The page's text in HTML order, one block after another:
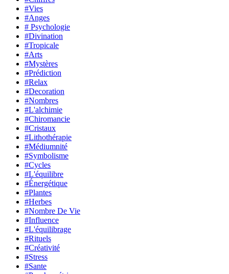
#Vies
#Anges
# Psychologie
#Divination
#Tropicale
#Arts
#Mystères
#Prédiction
#Relax
#Decoration
#Nombres
#L'alchimie
#Chiromancie
#Cristaux
#Lithothérapie
#Médiumnité
#Symbolisme
#Cycles
#L'équilibre
#Énergétique
#Plantes
#Herbes
#Nombre De Vie
#Influence
#L'équilibrage
#Rituels
#Créativité
#Stress
#Sante